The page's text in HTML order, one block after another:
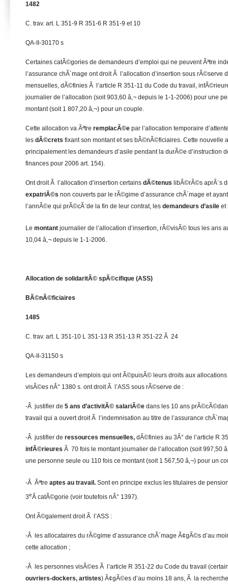
1482
C. trav. art. L 351-9 R 351-6 R 351-9 et 10
QA-II-30170 s
Certaines catÃ©gories de demandeurs d’emploi qui ne peuvent Ãªtre
l’assurance chÃ´mage ont droit Ã l’allocation d’insertion sous rÃ©serve
mensuelles, dÃ©finies Ã l’article R 351-11 du Code du travail,
journalier de l’allocation (soit 903,60 â‚¬ depuis le 1-1-2006) pour une
montant (soit 1 807,20 â‚¬) pour un couple.
Cette allocation va Ãªtre remplacÃ©e par l’allocation temporaire
les dÃ©crets fixant son montant et ses bÃ©nÃ©ficiaires. Cette nouvelle
principalement les demandeurs d’asile pendant la durÃ©e d’instruction
finances pour 2006 art. 154).
Ont droit Ã l’allocation d’insertion certains dÃ©tenus libÃ©rÃ©s aprÃ¨s
expatriÃ©s non couverts par le rÃ©gime d’assurance chÃ´mage et
l’annÃ©e qui prÃ©cÃ¨de la fin de leur contrat, les demandeurs d’asile et
Le montant journalier de l’allocation d’insertion, rÃ©visÃ© tous les ans
10,04 â‚¬ depuis le 1-1-2006.
Allocation de solidaritÃ© spÃ©cifique (ASS)
BÃ©nÃ©ficiaires
1485
C. trav. art. L 351-10 L 351-13 R 351-13 R 351-22 Ã 24
QA-II-31150 s
Les demandeurs d’emplois qui ont Ã©puisÃ© leurs droits aux allocations
visÃ©es nÂ° 1380 s. ont droit Ã l’ASS sous rÃ©serve de :
-Â justifier de 5 ans d’activitÃ© salariÃ©e dans les 10 ans
travail qui a ouvert droit Ã l’indemnisation au titre de l’assurance
-Â justifier de ressources mensuelles, dÃ©finies au 3Â° de l’article R
infÃ©rieures Ã 70 fois le montant journalier de l’allocation (soit 997,50
une personne seule ou 110 fois ce montant (soit 1 567,50 â‚¬) pour un
-Â Ãªtre aptes au travail. Sont en principe exclus les titulaires de
3eÂ catÃ©gorie (voir toutefois nÂ° 1397).
Ont Ã©galement droit Ã l’ASS :
-Â les allocataires du rÃ©gime d’assurance chÃ´mage Ã¢gÃ©s d’au
cette allocation ;
-Â les personnes visÃ©es Ã l’article R 351-22 du Code du travail
ouvriers-dockers, artistes) Ã¢gÃ©es d’au moins 18 ans, Ã la